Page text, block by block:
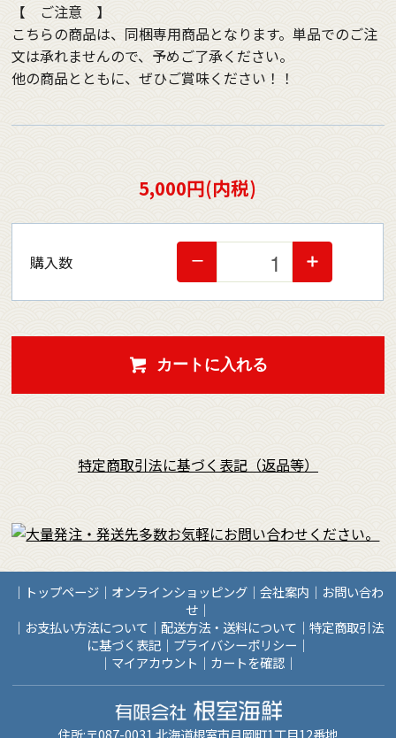
【 ご注意 】
こちらの商品は、同梱専用商品となります。単品でのご注
文は承れませんので、予めご了承ください。
他の商品とともに、ぜひご賞味ください！！
5,000円(内税)
購入数
カートに入れる
特定商取引法に基づく表記（返品等）
｜ トップページ ｜ オンラインショッピング ｜ 会社案内 ｜ お問い合わ
せ ｜
｜ お支払い方法について ｜ 配送方法・送料について ｜ 特定商取引法
に基づく表記 ｜ プライバシーポリシー ｜
｜ マイアカウント ｜ カートを確認 ｜
住所:〒087-0031 北海道根室市月岡町1丁目12番地